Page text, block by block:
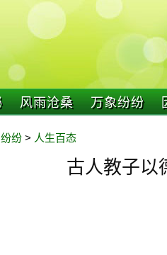
风雨沧桑 万象纷纷
纷 > 人生百态
古人教子以